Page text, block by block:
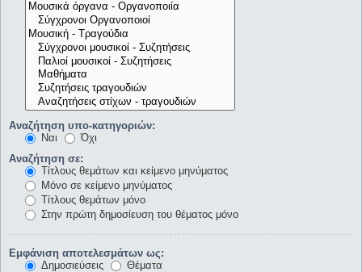
Αναζήτηση υπο-κατηγοριών:
Ναι
Όχι
Αναζήτηση σε:
Τίτλους θεμάτων και κείμενο μηνύματος
Μόνο σε κείμενο μηνύματος
Τίτλους θεμάτων μόνο
Στην πρώτη δημοσίευση του θέματος μόνο
Εμφάνιση αποτελεσμάτων ως:
Δημοσιεύσεις
Θέματα